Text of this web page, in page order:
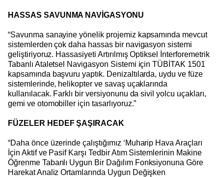
HASSAS SAVUNMA NAVİGASYONU
“Savunma sanayine yönelik projemiz kapsamında mevcut
sistemlerden çok daha hassas bir navigasyon sistemi
geliştiriyoruz. Hassasiyeti Artırılmış Optiksel İnterforemetrik
Tabanlı Ataletsel Navigasyon Sistemi için TÜBİTAK 1501
kapsamında başvuru yaptık. Denizaltılarda, uydu ve füze
sistemlerinde, helikopter ve savaş uçaklarında
kullanılacak. Farklı bir versiyonunu da sivil yolcu uçakları,
gemi ve otomobiller için tasarlıyoruz.”
FÜZELER HEDEF ŞAŞIRACAK
“Daha önce üzerinde çalıştığımız ‘Muharip Hava Araçları
İçin Aktif ve Pasif Karşı Tedbir Atım Sistemlerinin Makine
Öğrenme Tabanlı Uygun Bir Dağılım Fonksiyonuna Göre
Harekat Analiz Ortamlarında Uygun Değişken